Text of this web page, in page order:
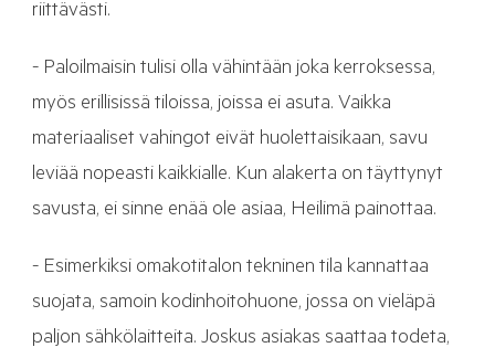
riittävästi.
- Paloilmaisin tulisi olla vähintään joka kerroksessa,
myös erillisissä tiloissa, joissa ei asuta. Vaikka
materiaaliset vahingot eivät huolettaisikaan, savu
leviää nopeasti kaikkialle. Kun alakerta on täyttynyt
savusta, ei sinne enää ole asiaa, Heilimä painottaa.
- Esimerkiksi omakotitalon tekninen tila kannattaa
suojata, samoin kodinhoitohuone, jossa on vieläpä
paljon sähkölaitteita. Joskus asiakas saattaa todeta,